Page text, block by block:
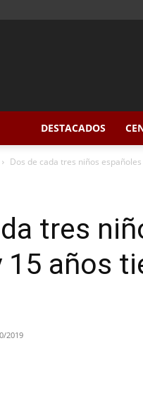
DESTACADOS
Dos de cada tres niños
tres
15 años
2019